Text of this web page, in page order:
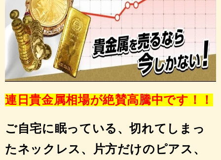
連日貴金属相場が絶賛高騰中です！！
ご自宅に眠っている、切れてしまっ
たネックレス、片方だけのピアス、